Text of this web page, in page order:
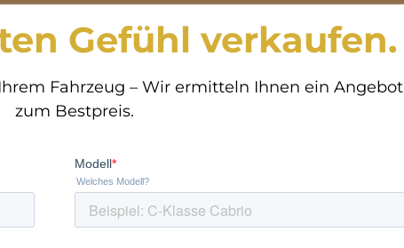
Gefühl verkaufen.
Fahrzeug – Wir ermitteln Ihnen ein Angebot
zum Bestpreis.